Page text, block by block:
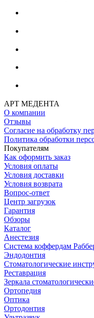
АРТ МЕДЕНТА
О компании
Отзывы
Согласие на обработку
Политика обработки
Покупателям
Как оформить заказ
Условия оплаты
Условия доставки
Условия возврата
Вопрос-ответ
Центр загрузок
Гарантия
Обзоры
Каталог
Анестезия
Система коффердам
Эндодонтия
Стоматологические
Реставрация
Зеркала
Ортопедия
Оптика
Ортодонтия